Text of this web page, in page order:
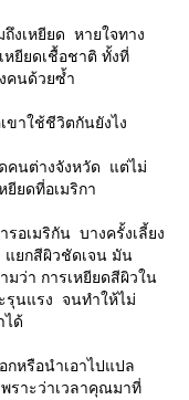
งเหยียด หายใจทาง
หยียดเชื้อชาติ ทั้งที่
คนด้วยซ้ำ
ขาใช้ชีวิตกันยังไง
คนต่างจังหวัด แต่ไม่
ยียดที่อเมริกา
รอเมริกัน บางครั้งเลี้ยง
ยกสีผิวชัดเจน มัน
มว่า การเหยียดสีผิวใน
รุนแรง จนทำให้ไม่
ได้
กหรือนำเอาไปแปล
ราะว่าเวลาคุณมาที่